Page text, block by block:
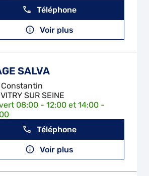
Téléphone
Voir plus
SALVA
Constantin
SUR SEINE
08:00 - 12:00 et 14:00 -
Téléphone
Voir plus